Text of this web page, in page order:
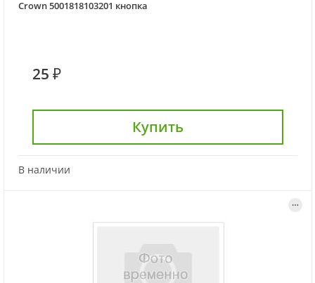
Crown 5001818103201 кнопка
25 ₽
Купить
В наличии